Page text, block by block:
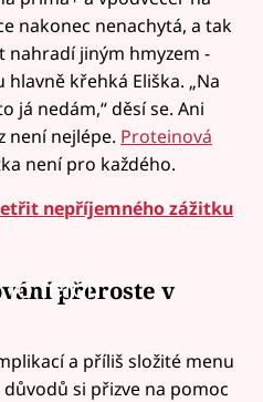
nakonec nenachytá, a tak
nahradí jiným hmyzem -
křehká Eliška. „Na
já nedám,“ děsí se. Ani
není nejlépe. Proteinová
není pro každého.
nepříjemného zážitku
to fetchpřeroste v
a příliš složité menu
si přizve na pomoc